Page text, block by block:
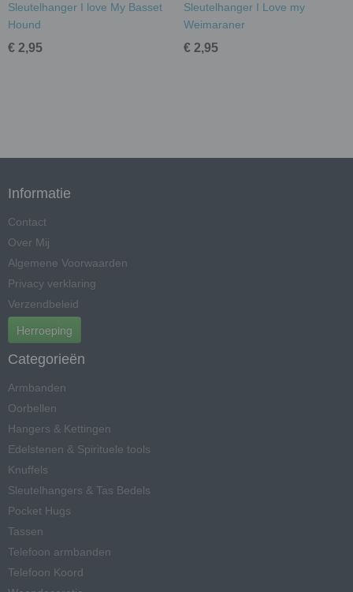
Sleutelhanger I love My Basset
Hound
€ 2,95
Sleutelhanger I Love my
Weimaraner
€ 2,95
Informatie
Contact
Over Mij
Algemene Voorwaarden
Privacy verklaring
Verzendbeleid
Herroeping
Categorieën
Armbanden
Oorbellen
Hangers & Kettingen
Edelstenen & Spirituele tools
Knuffels
Sleutelhangers & Tas Bedels
Pocket Hugs
Tassen
Telefoon armbanden
Telefoon Koord